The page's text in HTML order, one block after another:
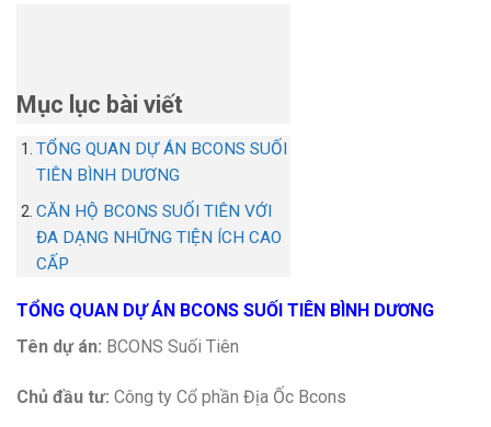
Mục lục bài viết
TỔNG QUAN DỰ ÁN BCONS SUỐI
TIÊN BÌNH DƯƠNG
CĂN HỘ BCONS SUỐI TIÊN VỚI
ĐA DẠNG NHỮNG TIỆN ÍCH CAO
CẤP
TỔNG QUAN DỰ ÁN BCONS SUỐI TIÊN BÌNH DƯƠNG
Tên dự án: BCONS Suối Tiên
Chủ đầu tư: Công ty Cổ phần Địa Ốc Bcons